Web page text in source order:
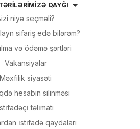
QAYĞI
niyə seçməli?
sifariş edə bilərəm?
və ödəmə şərtləri
Vakansiyalar
Məxfilik siyasəti
hesabın silinməsi
təli̇mati
i̇sti̇fadə qaydalari